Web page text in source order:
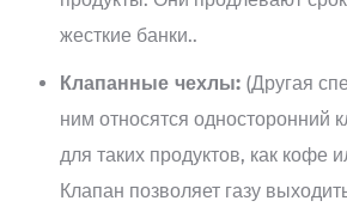
жесткие банки..
Клапанные чехлы: (Другая
ним относятся односторонний
для таких продуктов, как кофе
Клапан позволяет газу